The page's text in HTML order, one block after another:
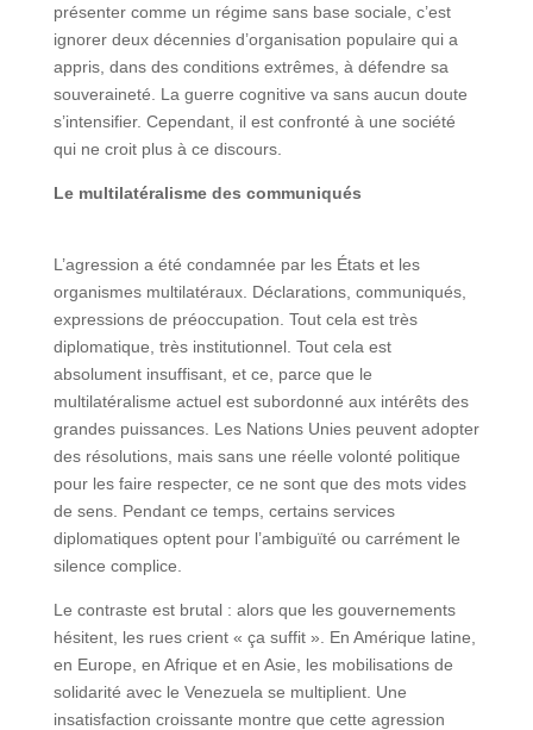
présenter comme un régime sans base sociale, c’est
ignorer deux décennies d’organisation populaire qui a
appris, dans des conditions extrêmes, à défendre sa
souveraineté. La guerre cognitive va sans aucun doute
s’intensifier. Cependant, il est confronté à une société
qui ne croit plus à ce discours.
Le multilatéralisme des communiqués
L’agression a été condamnée par les États et les
organismes multilatéraux. Déclarations, communiqués,
expressions de préoccupation. Tout cela est très
diplomatique, très institutionnel. Tout cela est
absolument insuffisant, et ce, parce que le
multilatéralisme actuel est subordonné aux intérêts des
grandes puissances. Les Nations Unies peuvent adopter
des résolutions, mais sans une réelle volonté politique
pour les faire respecter, ce ne sont que des mots vides
de sens. Pendant ce temps, certains services
diplomatiques optent pour l’ambiguïté ou carrément le
silence complice.
Le contraste est brutal : alors que les gouvernements
hésitent, les rues crient « ça suffit ». En Amérique latine,
en Europe, en Afrique et en Asie, les mobilisations de
solidarité avec le Venezuela se multiplient. Une
insatisfaction croissante montre que cette agression